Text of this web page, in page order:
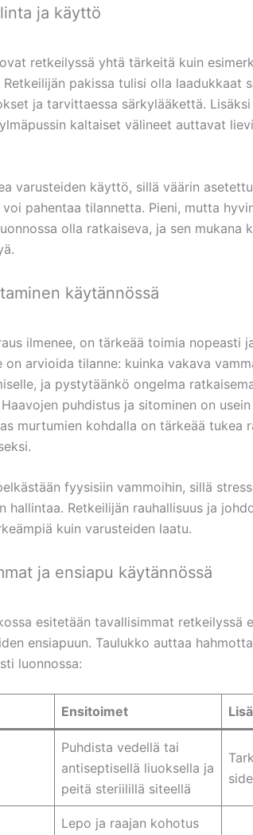
ja käyttö
retkeilyssä yhtä tärkeitä kuin
pakissa tulisi olla laadukkaat
ja tarvittaessa särkylääkettä.
kaltaiset välineet auttavat
varusteiden käyttö, sillä väärin
pahentaa tilannetta. Pieni, mutta
olla ratkaiseva, ja sen mukana
käytännössä
ilmenee, on tärkeää toimia nopeasti
on arvioida tilanne: kuinka vakava
ja pystytäänkö ongelma
puhdistus ja sitominen on usein
murtumien kohdalla on tärkeää tukea
fyysisiin vammoihin, sillä
hallintaa. Retkeilijän rauhallisuus ja
kuin varusteiden laatu.
ja ensiapu käytännössä
esitetään tavallisimmat retkeilyssä
ensiapuun. Taulukko auttaa
luonnossa:
Ensitoimet
Puhdista vedellä tai
antiseptisellä liuoksella ja
peitä steriilillä siteellä
Lepo ja raajan kohotus